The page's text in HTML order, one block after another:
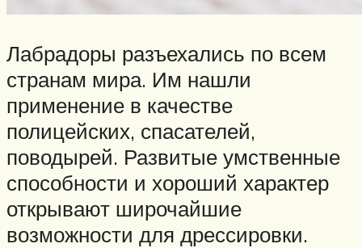
Лабрадоры разъехались по всем
странам мира. Им нашли
применение в качестве
полицейских, спасателей,
поводырей. Развитые умственные
способности и хороший характер
открывают широчайшие
возможности для дрессировки.